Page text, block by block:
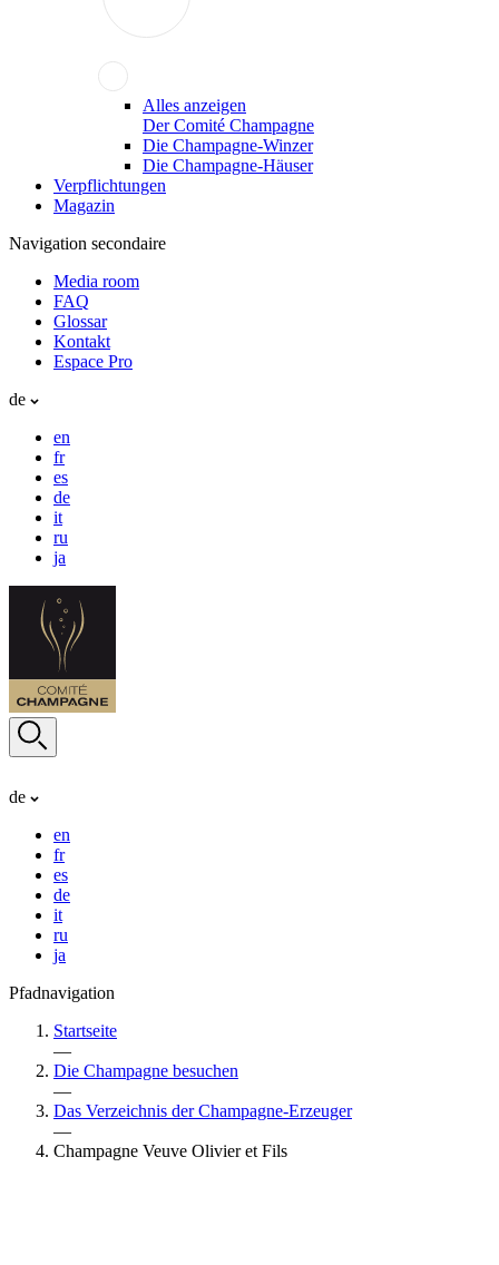
Alles anzeigen
Der Comité Champagne
Die Champagne-Winzer
Die Champagne-Häuser
Verpflichtungen
Magazin
Navigation secondaire
Media room
FAQ
Glossar
Kontakt
Espace Pro
de
en
fr
es
de
it
ru
ja
de
en
fr
es
de
it
ru
ja
Pfadnavigation
Startseite
—
Die Champagne besuchen
—
Das Verzeichnis der Champagne-Erzeuger
—
Champagne Veuve Olivier et Fils